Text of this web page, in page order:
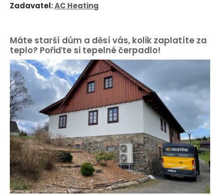
Zadavatel:AC Heating
Máte starší dům a děsí vás, kolik zaplatíte za
teplo? Pořiďte si tepelné čerpadlo!